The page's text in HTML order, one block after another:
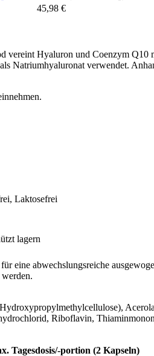
45,98 €
Hyaluron und Coenzym
Natriumhyaluronat verwendet.
Laktosefrei
lagern
eine abwechslungsreiche
Riboflavin,
Tagesdosis/-portion (2 Kapseln)